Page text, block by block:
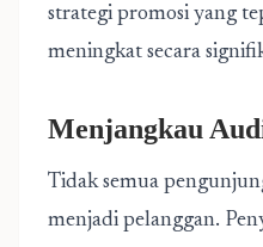
strategi promosi yang
meningkat secara
Menjangkau
Tidak semua
menjadi pelanggan.